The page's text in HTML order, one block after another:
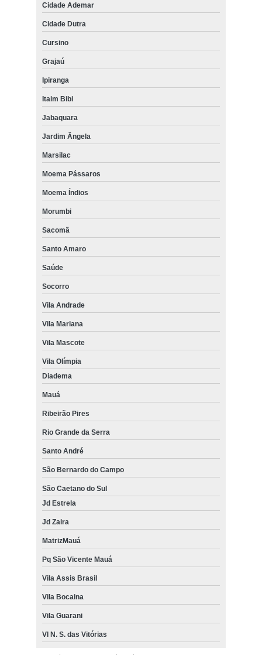
Cidade Ademar
Cidade Dutra
Cursino
Grajaú
Ipiranga
Itaim Bibi
Jabaquara
Jardim Ângela
Marsilac
Moema Pássaros
Moema Índios
Morumbi
Sacomã
Santo Amaro
Saúde
Socorro
Vila Andrade
Vila Mariana
Vila Mascote
Vila Olímpia
Diadema
Mauá
Ribeirão Pires
Rio Grande da Serra
Santo André
São Bernardo do Campo
São Caetano do Sul
Jd Estrela
Jd Zaira
MatrizMauá
Pq São Vicente Mauá
Vila Assis Brasil
Vila Bocaina
Vila Guarani
Vl N. S. das Vitórias